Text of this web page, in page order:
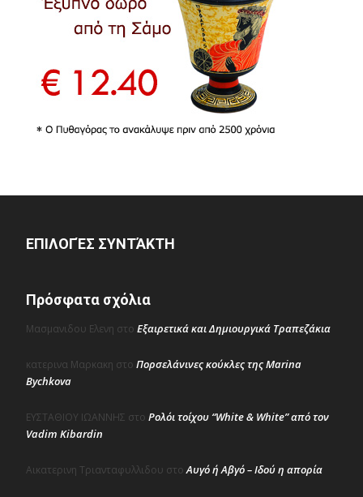
ΕΠΙΛΟΓΈΣ ΣΥΝΤΆΚΤΗ
Πρόσφατα σχόλια
Μασμανιδου Ελενη στο Εξαιρετικά και Δημιουργικά Τραπεζάκια
κατερινα Μαρκακη στο Πορσελάνινες κούκλες της Marina
Bychkova
ΕΥΣΤΑΘΙΟΥ ΙΩΑΝΝΗΣ στο Ρολόι τοίχου “White & White” από τον
Vadim Kibardin
Αικατερινη Τριανταφυλλιδου στοΑυγό ή Αβγό – Ιδού η απορία